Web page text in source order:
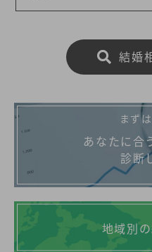
結婚
まず
あなたに合
診断
地域別